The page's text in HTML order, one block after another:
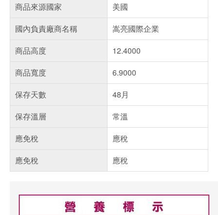
商品來源國家
美國
國內負責廠商名稱
嵩亮國際企業
商品高度
12.4000
商品寬度
6.9000
保存天數
48月
保存溫層
常溫
應免稅
應稅
應免稅
應稅